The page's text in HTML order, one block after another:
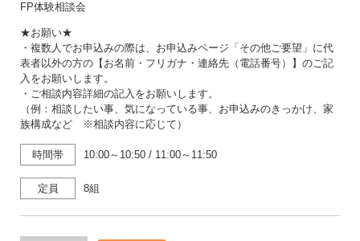
FP体験相談会
★お願い★
・複数人でお申込みの際は、お申込みページ「その他ご要望」に代
表者以外の方の【お名前・フリガナ・連絡先（電話番号）】のご記
入をお願いします。
・ご相談内容詳細の記入をお願いします。
（例：相談したい事、気になっている事、お申込みのきっかけ、家
族構成など ※相談内容に応じて）
時間帯 10:00～10:50 / 11:00～11:50
定員 8組